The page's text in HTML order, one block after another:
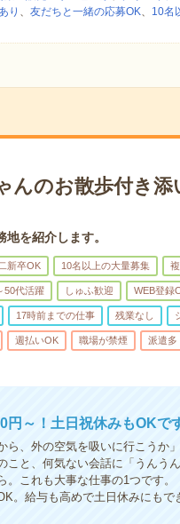
り 、 友だちと一緒の応募OK、 10名
んのお散歩付き添
を紹介します。
新卒OK 10名以上の大量募集
50代活躍 しゅふ歓迎 WEB登録
17時前までの仕事 残業なし
週払いOK 職場が禁煙 派遣多
～！土日祝休みもOKです
ら、外の空気を吸いに行こうか
と、何気ない会話に「うんう
これも大事な仕事の1つです。
。給与も高めで土日休みにもで